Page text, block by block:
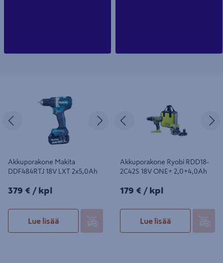
Seuraava
Akkuporakone Makita
DDF484RTJ 18V LXT 2x5,0Ah
379€/kpl
379 € / kpl
Lue lisää
Edellinen
Akkuporakone Ryobi RDD18-
2C42S 18V ONE+ 2,0+4,0Ah
179€/kpl
179 € / kpl
Lue lisää